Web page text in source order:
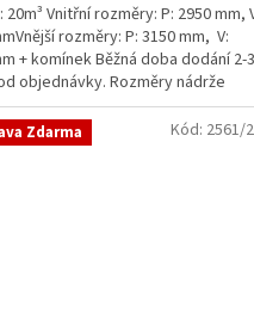
20m³ Vnitřní rozměry: P: 2950 mm,
rozměry: P: 3150 mm, V:
+ komínek Běžná doba dodání 2-3
objednávky. Rozměry nádrže
Zdarma Kód: 2561/